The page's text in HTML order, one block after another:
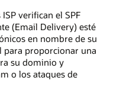
verifican el SPF
(Email Delivery) esté
en nombre de su
para proporcionar una
su dominio y
o los ataques de